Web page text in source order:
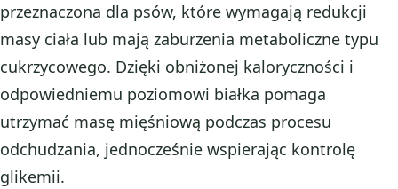
przeznaczona dla psów, które wymagają redukcji
masy ciała lub mają zaburzenia metaboliczne typu
cukrzycowego. Dzięki obniżonej kaloryczności i
odpowiedniemu poziomowi białka pomaga
utrzymać masę mięśniową podczas procesu
odchudzania, jednocześnie wspierając kontrolę
glikemii.